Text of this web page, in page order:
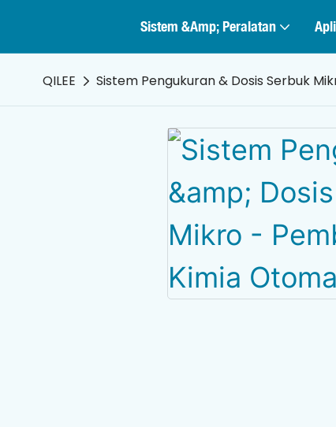
Sistem &amp; Peralatan
QILEE Sistem Pengukuran & Dosis Serbuk